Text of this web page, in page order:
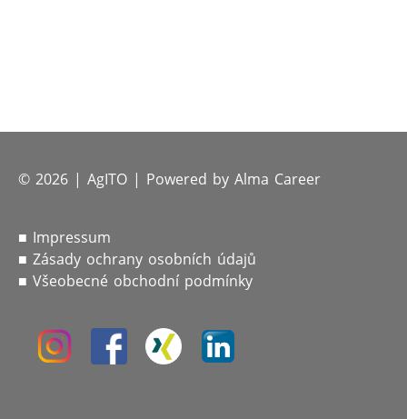
© 2026 | AgITO | Powered by Alma Career
■ Impressum
■ Zásady ochrany osobních údajů
■ Všeobecné obchodní podmínky